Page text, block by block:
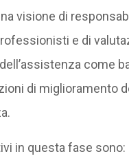
visione di
e di
come
di miglioramento
in questa fase sono: